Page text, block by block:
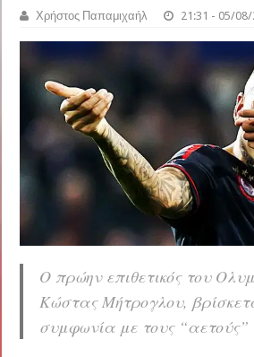
Χρήστος Παπαμιχαήλ 21:31 - 05/08/
Ο πρώην επιθετικός του
Κώστας Μήτρογλου,
συμφωνία με τους “αετούς”